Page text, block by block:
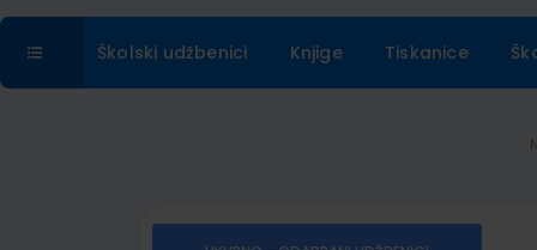
Školski udžbenici Knjige Tiskanice